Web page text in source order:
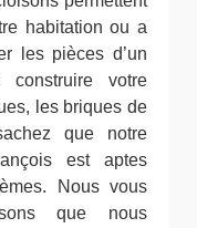
habitation ou a
les pièces d’un
construire votre
les briques de
que notre
est aptes
Nous vous
que nous